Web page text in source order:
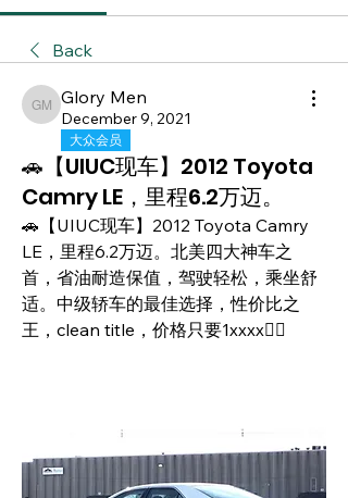
Back
Glory Men
Glory Men
December 9, 2021
大众会员
🚗【UIUC现车】2012 Toyota
Camry LE，里程6.2万迈。
🚗【UIUC现车】2012 Toyota Camry
LE，里程6.2万迈。北美四大神车之
首，省油耐造保值，驾驶轻松，乘坐舒
适。中级轿车的最佳选择，性价比之
王，clean title，价格只要1xxxx🙋‍♀️